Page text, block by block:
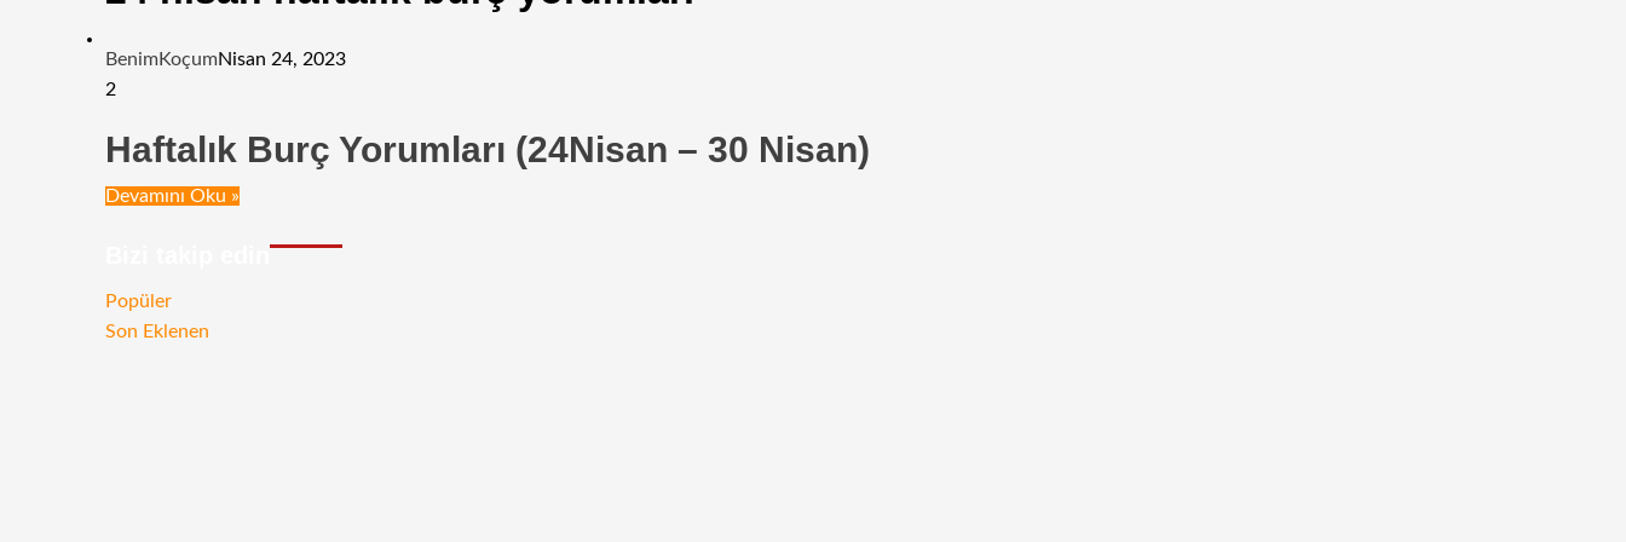
BenimKoçumNisan 24, 2023
2
Haftalık Burç Yorumları (24Nisan – 30 Nisan)
Devamını Oku »
Popüler
Son Eklenen